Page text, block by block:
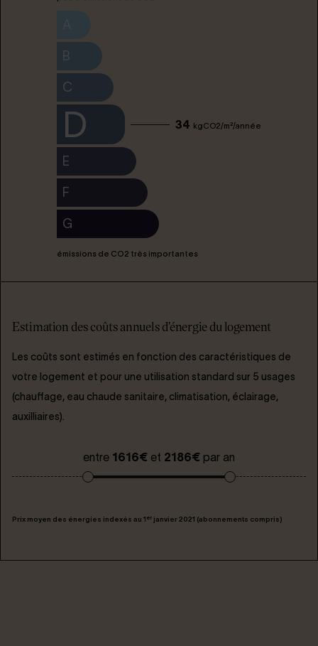
B
C
D 34 kgCO2/m²/année
E
F
G
émissions de CO2 très importantes
Estimation des coûts annuels d'énergie du logement
Les coûts sont estimés en fonction des caractéristiques de
votre logement et pour une utilisation standard sur 5 usages
(chauffage, eau chaude sanitaire, climatisation, éclairage,
auxilliaires).
entre 1616€ et 2186€ par an
Prix moyen des énergies indexés au 1 er janvier 2021 (abonnements compris)